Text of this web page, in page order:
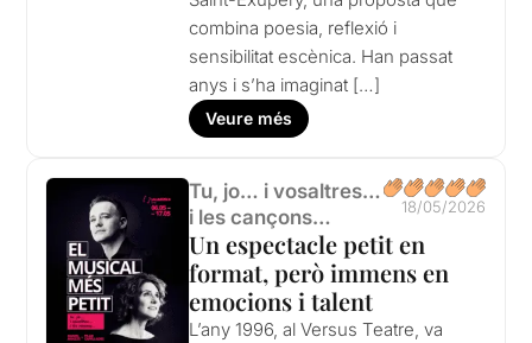
combina poesia, reflexió i
sensibilitat escènica. Han passat
anys i s’ha imaginat […]
Veure més
Tu, jo… i vosaltres…
i les cançons…
18/05/2026
Un espectacle petit en
format, però immens en
emocions i talent
L’any 1996, al Versus Teatre, va